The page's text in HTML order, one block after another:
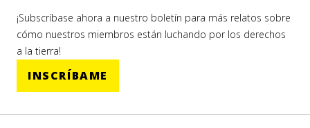
¡Subscríbase ahora a nuestro boletín para más relatos sobre
cómo nuestros miembros están luchando por los derechos
a la tierra!
INSCRÍBAME